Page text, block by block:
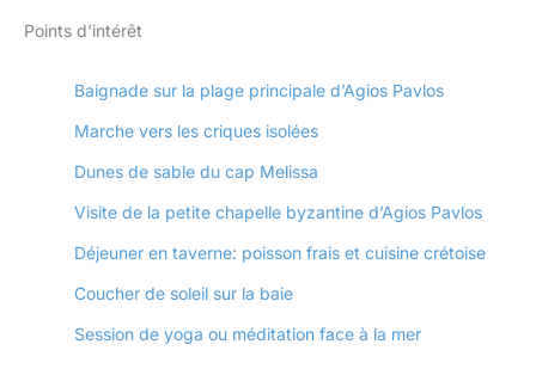
Points d’intérêt
Baignade sur la plage principale d’Agios Pavlos
Marche vers les criques isolées
Dunes de sable du cap Melissa
Visite de la petite chapelle byzantine d’Agios Pavlos
Déjeuner en taverne: poisson frais et cuisine crétoise
Coucher de soleil sur la baie
Session de yoga ou méditation face à la mer